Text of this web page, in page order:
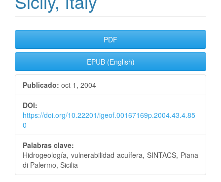
Barra
lateral
del
artículo
PDF
EPUB (English)
Publicado: oct 1, 2004
DOI:
https://doi.org/10.22201/igeof.00167169p.2004.43.4.85
0
Palabras clave:
Hidrogeología, vulnerabilidad acuífera, SINTACS, Piana
di Palermo, Sicilia